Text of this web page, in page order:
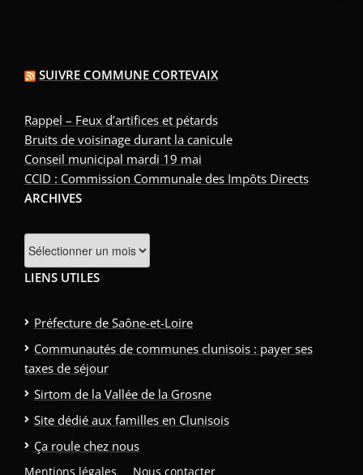
SUIVRE COMMUNE CORTEVAIX
Rappel – Feux d’artifices et pétards
Bruits de voisinage durant la canicule
Conseil municipal mardi 19 mai
CCID : Commission Communale des Impôts Directs
ARCHIVES
Archives
LIENS UTILES
Préfecture de Saône-et-Loire
Communautés de communes clunisois : payer ses
taxes de séjour
Sirtom de la Vallée de la Grosne
Site dédié aux familles en Clunisois
Ça roule chez nous
Mentions légales Nous contacter